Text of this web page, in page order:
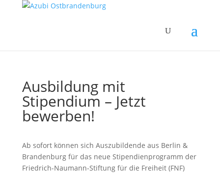
Ausbildung mit
Stipendium – Jetzt
bewerben!
Ab sofort können sich Auszubildende aus Berlin &
Brandenburg für das neue Stipendienprogramm der
Friedrich-Naumann-Stiftung für die Freiheit (FNF)